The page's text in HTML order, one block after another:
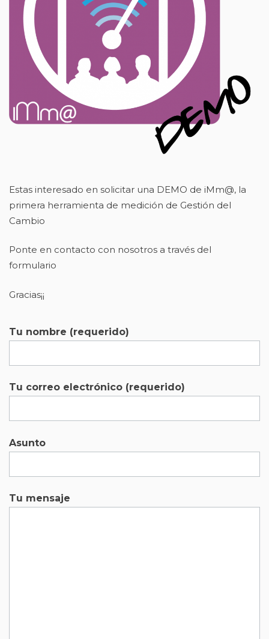
Estas interesado en solicitar una DEMO de iMm@, la
primera herramienta de medición de Gestión del
Cambio
Ponte en contacto con nosotros a través del
formulario
Gracias¡¡
Tu nombre (requerido)
Tu correo electrónico (requerido)
Asunto
Tu mensaje